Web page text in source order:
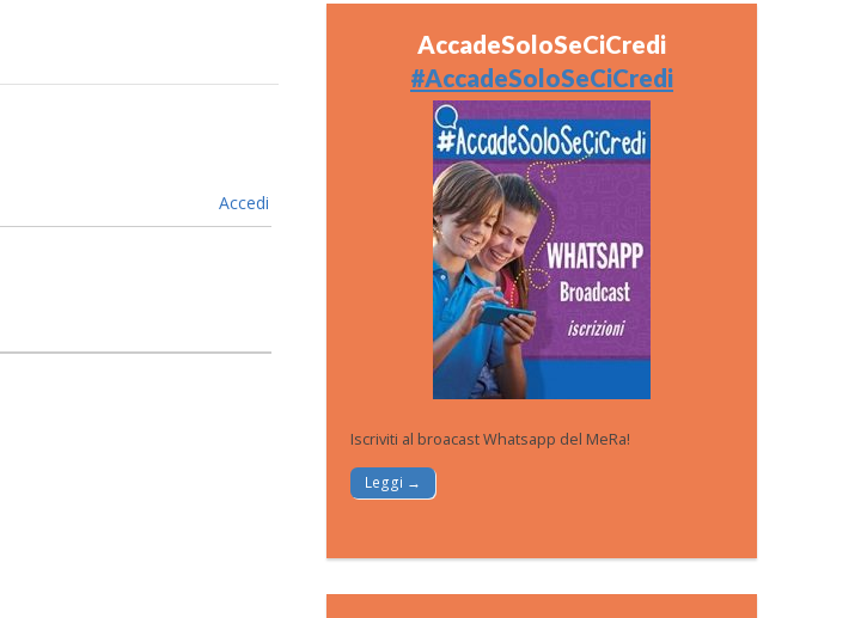
Accedi
AccadeSoloSeCiCredi
#AccadeSoloSeCiCredi
Iscriviti al broacast Whatsapp del MeRa!
Leggi →